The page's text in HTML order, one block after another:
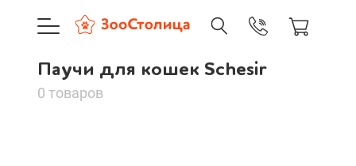
Паучи для кошек Schesir
0 товаров
Паучи для кошек
Schesir
г. Москва